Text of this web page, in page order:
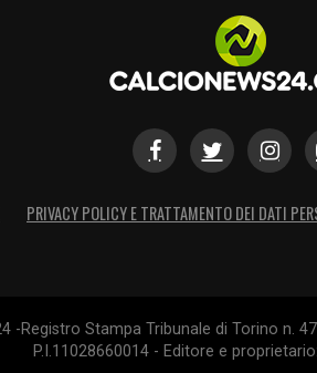
PRIVACY POLICY E TRATTAMENTO DEI DATI
-Registro Stampa Tribunale di Torino n.
P.I.11028660014 - Editore e